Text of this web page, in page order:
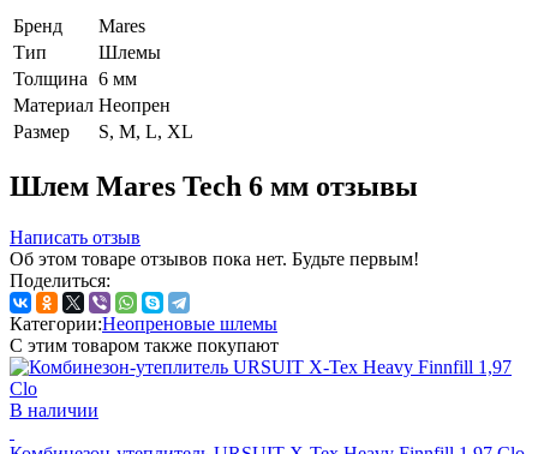
Бренд
Mares
Тип
Шлемы
Толщина 6 мм
Материал Неопрен
Размер
S, M, L, XL
Шлем Mares Tech 6 мм отзывы
Написать отзыв
Об этом товаре отзывов пока нет. Будьте первым!
Поделиться:
Категории:Неопреновые шлемы
С этим товаром также покупают
В наличии